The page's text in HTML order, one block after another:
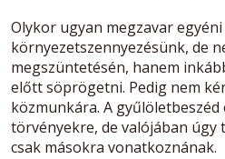
Olykor ugyan megzavar
környezetszennyezésünk, de
megszüntetésén, hanem
előtt söprögetni. Pedig nem
közmunkára. A
törvényekre, de valójában úgy
csak másokra vonatkoznának.